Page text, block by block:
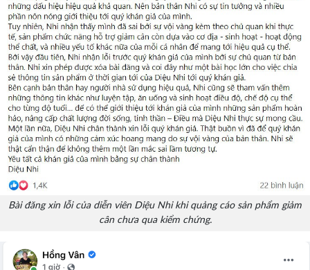
Bài đăng xin lỗi của diễn viên Diệu Nhi khi quảng cáo sản phẩm giảm
cân chưa qua kiểm chứng.